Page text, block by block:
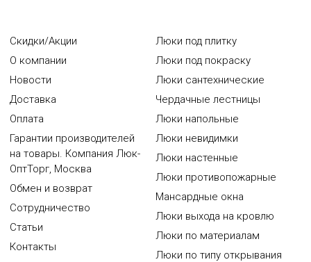
Скидки/Акции
О компании
Новости
Доставка
Оплата
Гарантии производителей
на товары. Компания Люк-
ОптТорг, Москва
Обмен и возврат
Сотрудничество
Статьи
Контакты
Люки под плитку
Люки под покраску
Люки сантехнические
Чердачные лестницы
Люки напольные
Люки невидимки
Люки настенные
Люки противопожарные
Мансардные окна
Люки выхода на кровлю
Люки по материалам
Люки по типу открывания